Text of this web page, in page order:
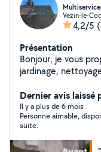
Vezin-le-
4,2/5
Présentation
Bonjour, je vous
jardinage,
Dernier avis laissé
Il y a plus de 6 mois
Personne aimable,
suite.